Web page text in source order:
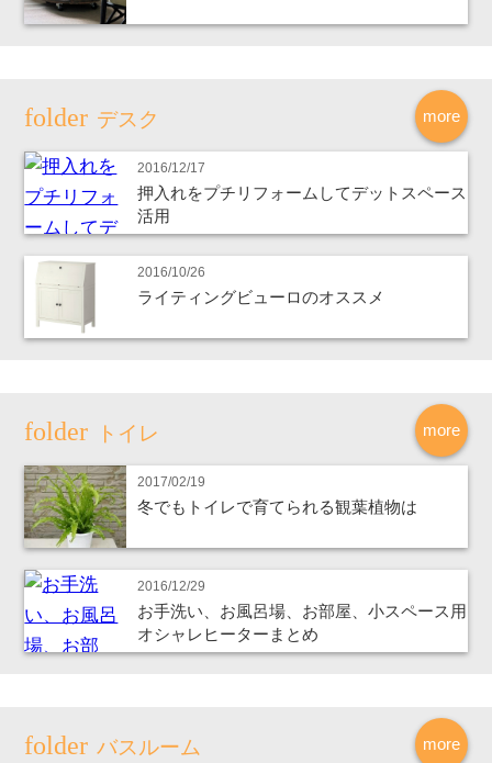
more
デスク
2016/12/17
押入れをプチリフォームしてデットスペース
活用
2016/10/26
ライティングビューロのオススメ
more
トイレ
2017/02/19
冬でもトイレで育てられる観葉植物は
2016/12/29
お手洗い、お風呂場、お部屋、小スペース用
オシャレヒーターまとめ
more
バスルーム